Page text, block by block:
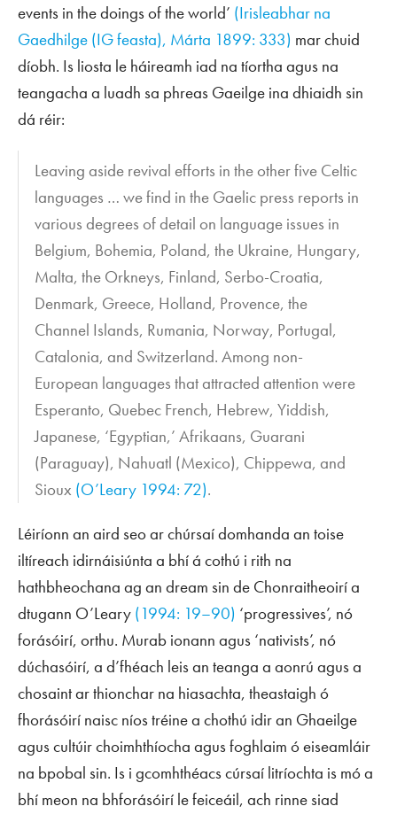
events in the doings of the world’ (Irisleabhar na
Gaedhilge (IGfeasta), Márta 1899: 333) mar chuid
díobh. Is liosta le háireamh iad na tíortha agus na
teangacha a luadh sa phreas Gaeilge ina dhiaidh sin
dá réir:
Leaving aside revival efforts in the other five Celtic
languages … we find in the Gaelic press reports in
various degrees of detail on language issues in
Belgium, Bohemia, Poland, the Ukraine, Hungary,
Malta, the Orkneys, Finland, Serbo-Croatia,
Denmark, Greece, Holland, Provence, the
Channel Islands, Rumania, Norway, Portugal,
Catalonia, and Switzerland. Among non-
European languages that attracted attention were
Esperanto, Quebec French, Hebrew, Yiddish,
Japanese, ‘Egyptian,’ Afrikaans, Guarani
(Paraguay), Nahuatl (Mexico), Chippewa, and
Sioux (O’Leary 1994: 72).
Léiríonn an aird seo ar chúrsaí domhanda an toise
iltíreach idirnáisiúnta a bhí á cothú i rith na
hathbheochana ag an dream sin de Chonraitheoirí a
dtugann O’Leary (1994: 19–90) ‘progressives’, nó
forásóirí, orthu. Murab ionann agus ‘nativists’, nó
dúchasóirí, a d’fhéach leis an teanga a aonrú agus a
chosaint ar thionchar na hiasachta, theastaigh ó
fhorásóirí naisc níos tréine a chothú idir an Ghaeilge
agus cultúir choimhthíocha agus foghlaim ó eiseamláir
na bpobal sin. Is i gcomhthéacs cúrsaí litríochta is mó a
bhí meon na bhforásóirí le feiceáil, ach rinne siad